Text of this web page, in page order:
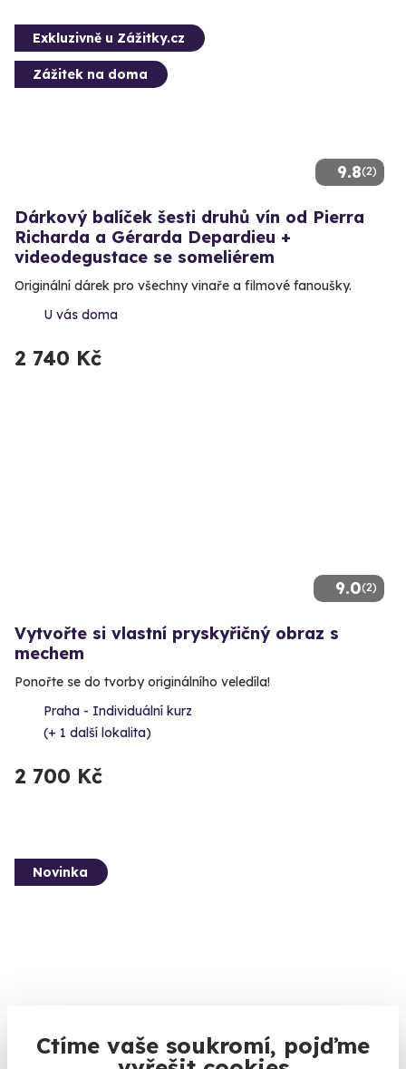
Ctíme vaše soukromí, pojďme
9.8(2)
Exkluzivně u Zážitky.cz
Zážitek na doma
Dárkový balíček šesti druhů vín od Pierra
Richarda a Gérarda Depardieu +
videodegustace se someliérem
Originální dárek pro všechny vinaře a filmové fanoušky.
U vás doma
2 740 Kč
9.0(2)
Vytvořte si vlastní pryskyřičný obraz s
mechem
Ponořte se do tvorby originálního veledíla!
Praha - Individuální kurz
(+ 1 další lokalita)
2 700 Kč
Novinka
Výroba pravého italského gelata